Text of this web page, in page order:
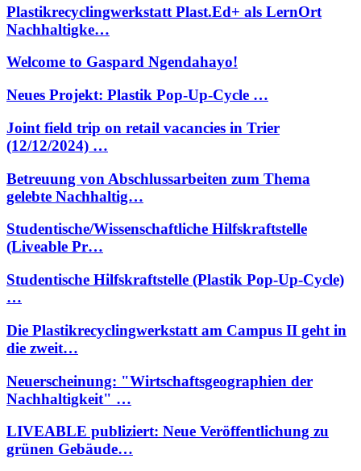
Plastikrecyclingwerkstatt Plast.Ed+ als LernOrt
Nachhaltigke…
Welcome to Gaspard Ngendahayo!
Neues Projekt: Plastik Pop-Up-Cycle …
Joint field trip on retail vacancies in Trier
(12/12/2024) …
Betreuung von Abschlussarbeiten zum Thema
gelebte Nachhaltig…
Studentische/Wissenschaftliche Hilfskraftstelle
(Liveable Pr…
Studentische Hilfskraftstelle (Plastik Pop-Up-Cycle)
…
Die Plastikrecyclingwerkstatt am Campus II geht in
die zweit…
Neuerscheinung: "Wirtschaftsgeographien der
Nachhaltigkeit" …
LIVEABLE publiziert: Neue Veröffentlichung zu
grünen Gebäude…